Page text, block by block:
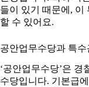
들이 있기 때문에, 이
할 수 있어요.
공안업무수당과 특
‘공안업무수당’은
수당입니다. 기본급